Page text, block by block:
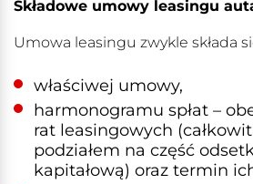
Składowe umowy leasingu
Umowa leasingu zwykle składa
właściwej umowy,
harmonogramu spłat –
rat leasingowych
podziałem na część
kapitałową) oraz termin